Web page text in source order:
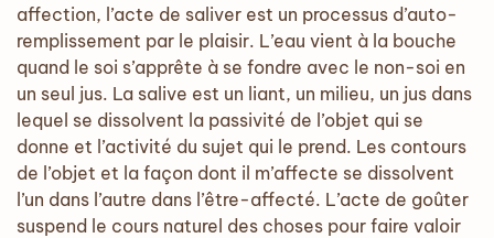
affection, l’acte de saliver est un processus d’auto-
remplissement par le plaisir. L’eau vient à la bouche
quand le soi s’apprête à se fondre avec le non-soi en
un seul jus. La salive est un liant, un milieu, un jus dans
lequel se dissolvent la passivité de l’objet qui se
donne et l’activité du sujet qui le prend. Les contours
de l’objet et la façon dont il m’affecte se dissolvent
l’un dans l’autre dans l’être-affecté. L’acte de goûter
suspend le cours naturel des choses pour faire valoir